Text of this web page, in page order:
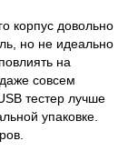
корпус довольно
но не идеально
на
совсем
тестер лучше
упаковке.